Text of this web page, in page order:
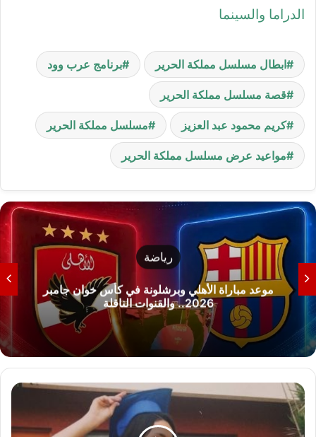
الدراما والسينما
ابطال مسلسل مملكة الحرير برنامج عرب وود
قصة مسلسل مملكة الحرير
كريم محمود عبد العزيز مسلسل مملكة الحرير
مواعيد عرض مسلسل مملكة الحرير
رياضة
الأهلي وبرشلونة في كأس خوان جامبر
2026.. والقنوات الناقلة
ص
و
ر